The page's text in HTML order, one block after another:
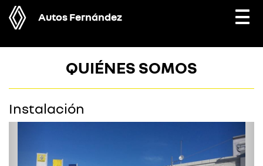
Autos Fernández
QUIÉNES SOMOS
Instalación